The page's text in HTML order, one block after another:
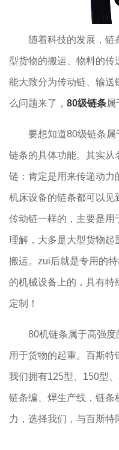
随着科技的发展，链
型货物的搬运、物料的传
能大致分为传动链、输送
么问题来了， 80级链条属
要想知道80级链条
链条的具体功能。其实从
链：肯定是用来传递动力
机床设备的链条都可以见
传动链一样的，主要是用
理解，大多是大型货物起
搬运。zui后就是专用的
的机械设备上的，具有
定制！
80机链条属于高强
用于货物的起重。百斯特
我们拥有125型、150型
链条编、焊生产线，链条
力，选择我们，与百斯特